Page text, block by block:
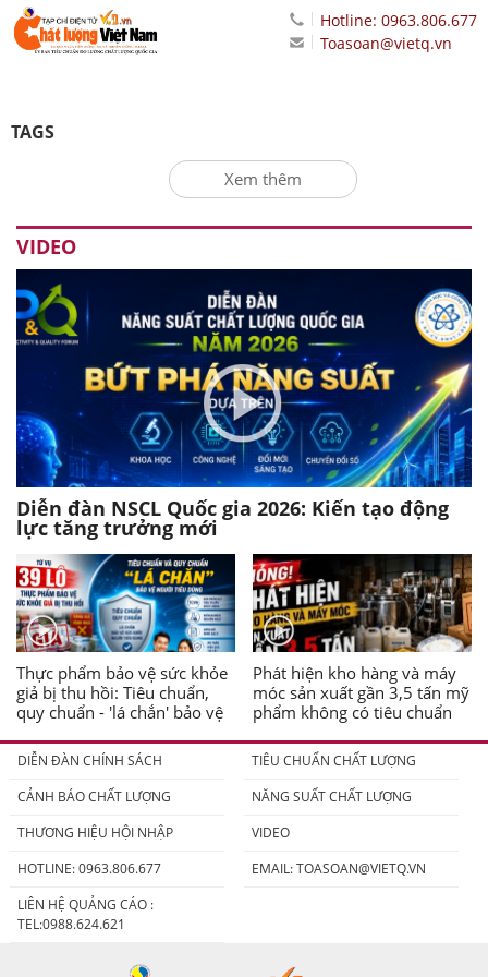
Hotline: 0963.806.677
Toasoan@vietq.vn
TAGS
Xem thêm
VIDEO
Diễn đàn NSCL Quốc gia 2026: Kiến tạo động
lực tăng trưởng mới
Thực phẩm bảo vệ sức khỏe
giả bị thu hồi: Tiêu chuẩn,
quy chuẩn - 'lá chắn' bảo vệ
Phát hiện kho hàng và máy
móc sản xuất gần 3,5 tấn mỹ
phẩm không có tiêu chuẩn
DIỄN ĐÀN CHÍNH SÁCH
TIÊU CHUẨN CHẤT LƯỢNG
CẢNH BÁO CHẤT LƯỢNG
NĂNG SUẤT CHẤT LƯỢNG
THƯƠNG HIỆU HỘI NHẬP
VIDEO
HOTLINE: 0963.806.677
EMAIL:TOASOAN@VIETQ.VN
LIÊN HỆ QUẢNG CÁO :
TEL:0988.624.621